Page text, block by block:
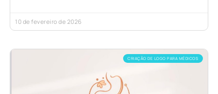
10 de fevereiro de 2026
CRIAÇÃO DE LOGO PARA MÉDICOS